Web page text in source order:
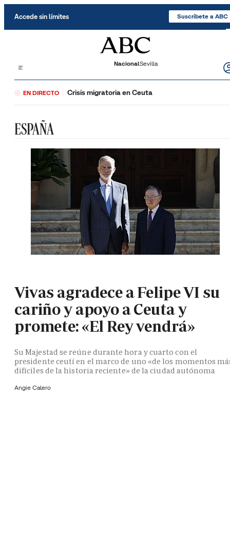
Accede sin límites Suscríbete a ABC
NacionalSevilla
EN DIRECTO Crisis migratoria en Ceuta
ESPAÑA
Vivas agradece a Felipe VI su
cariño y apoyo a Ceuta y
promete: «El Rey vendrá»
Su Majestad se reúne durante hora y cuarto con el
presidente ceutí en el marco de uno «de los momentos
difíciles de la historia reciente» de la ciudad autónoma
Angie Calero